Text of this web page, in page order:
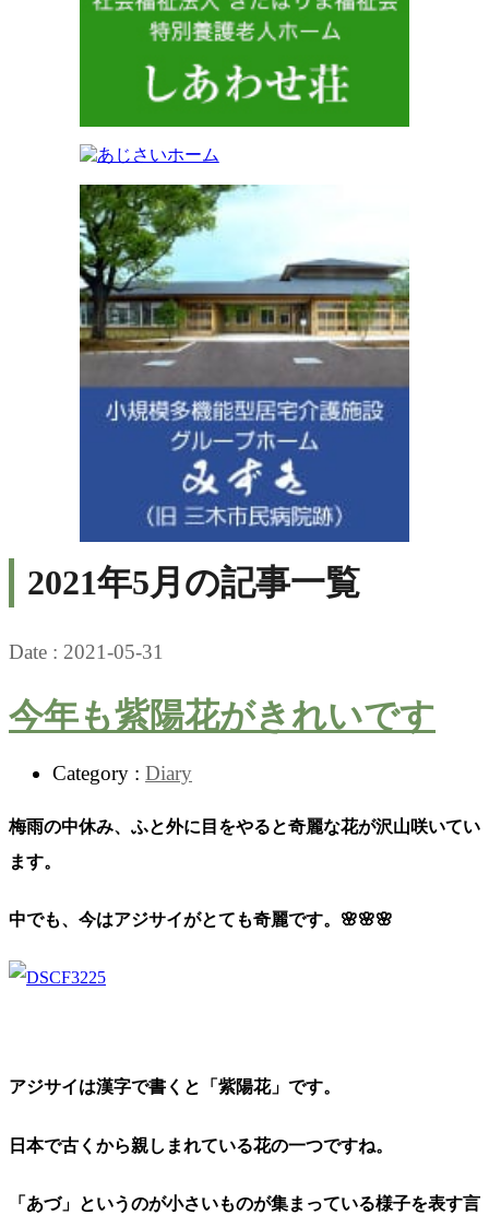
2021年5月の記事一覧
Date : 2021-05-31
今年も紫陽花がきれいです
Category : Diary
梅雨の中休み、ふと外に目をやると奇麗な花が沢山咲いてい
ます。
中でも、今はアジサイがとても奇麗です。🌸🌸🌸
アジサイは漢字で書くと「紫陽花」です。
日本で古くから親しまれている花の一つですね。
「あづ」というのが小さいものが集まっている様子を表す言